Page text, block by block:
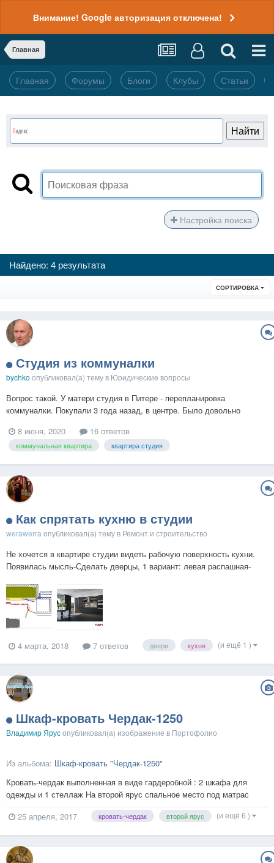
Внимание! Google авторизация отключена!
Главная
Главная Форумы Блоги Клубы Статьи
Настройка поиска
Найдено: 4 результата
СОРТИРОВКА
Студия из коммуналки
bychko опубликовал(а) тему в Юридические вопросы
Вопрос такой. У матери студия в Питере - перепланировка
коммуналки. Покупали 3 года назад, в центре. Было довольно
выходят - вообще идеальный вариант. А сейчас читаю новости,
активно форсируется тема, что в скором времени будут проверять
8 июня, 2020 16 ответов
коммунальная квартира квартира студия
Как спрятать кухню в студии
werawerra опубликовал(а) тему в Ремонт и строительство
Не хочется в квартире студии видеть рабочую поверхность кухни.
Появилась мысль-Сделать дверцы, 1 вариант: левая распашная-
-складная 60+60; 2 вариант Левая распашная-складная70+70, правая
распашная -складная 40+40. В 1-ои...
4 марта, 2018 7 ответов двери кухня (и ещё 1 )
Шкаф-кровать Чердак-1250
Владимир Ярусопубликовал(а) изображение в Портофолио
Из альбома: Шкаф-кровать "Чердак-1250"
Кровать-чердак выполненная в виде гардеробной : 2 шкафа для
одежды и 1 стеллаж На второй ярус спальное место под матрас
1200, 1400 и даже 1600.
25 апреля, 2017
кровать-чердак второй ярус (и ещё 6 )